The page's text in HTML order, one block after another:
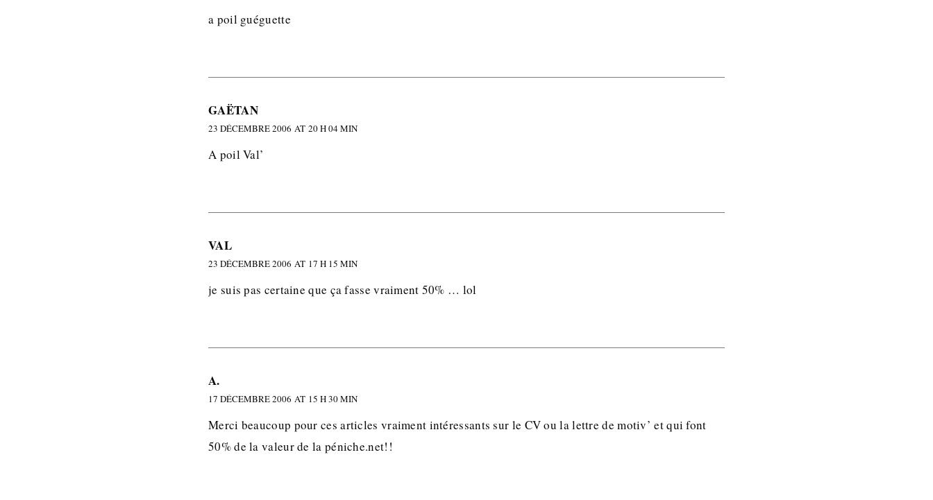
a poil guéguette
GAËTAN
23 DÉCEMBRE 2006 AT 20 H 04 MIN
A poil Val’
VAL
23 DÉCEMBRE 2006 AT 17 H 15 MIN
je suis pas certaine que ça fasse vraiment 50% … lol
A.
17 DÉCEMBRE 2006 AT 15 H 30 MIN
Merci beaucoup pour ces articles vraiment intéressants sur le CV ou la lettre de motiv’ et qui font
50% de la valeur de la péniche.net!!